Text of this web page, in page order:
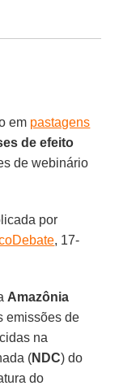
em pastagens
de efeito
de webinário
por
, 17-
Amazônia
emissões de
na
(NDC) do
do